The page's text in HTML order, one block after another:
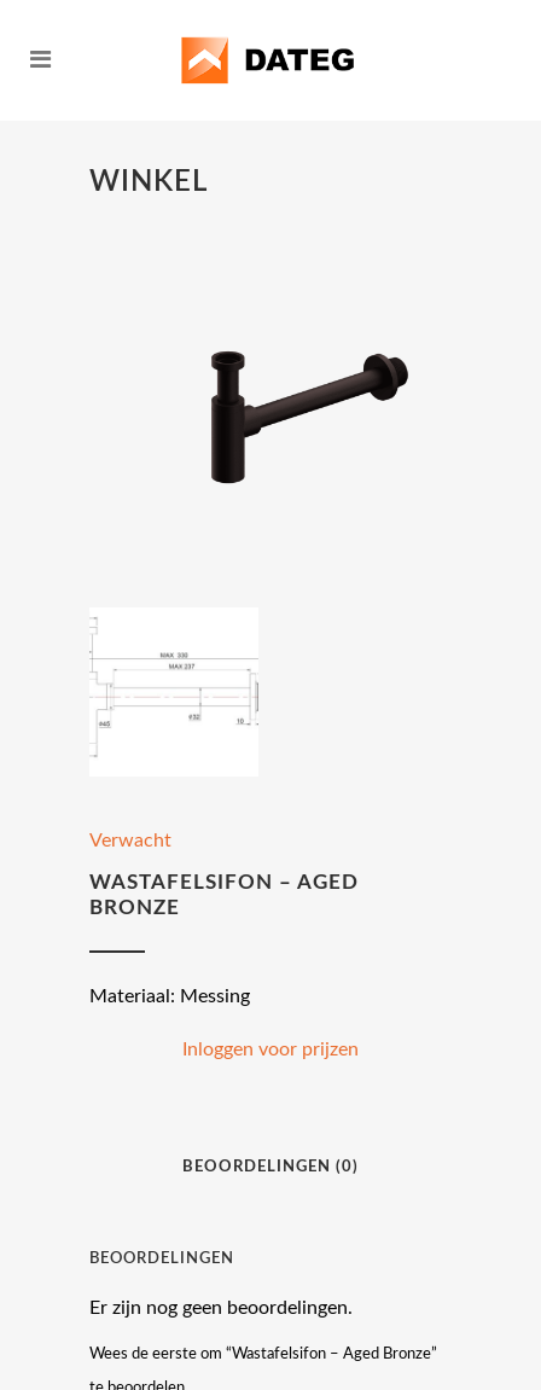
WINKEL
Verwacht
WASTAFELSIFON – AGED
BRONZE
Materiaal: Messing
Inloggen voor prijzen
BEOORDELINGEN (0)
BEOORDELINGEN
Er zijn nog geen beoordelingen.
Wees de eerste om “Wastafelsifon – Aged Bronze”